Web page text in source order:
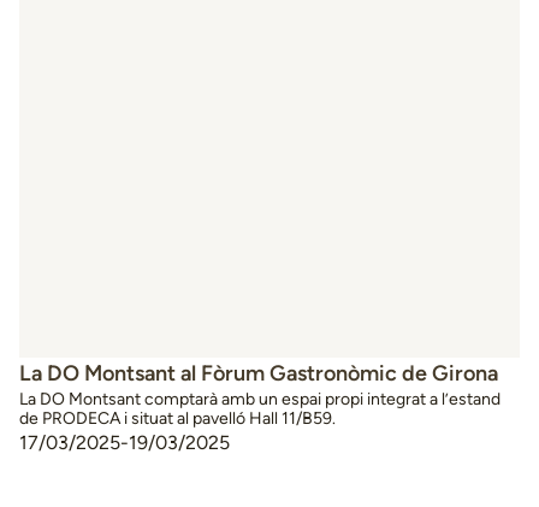
La DO Montsant al Fòrum Gastronòmic de Girona
La DO Montsant comptarà amb un espai propi integrat a l’estand
de PRODECA i situat al pavelló Hall 11/B59.
17/03/2025-19/03/2025